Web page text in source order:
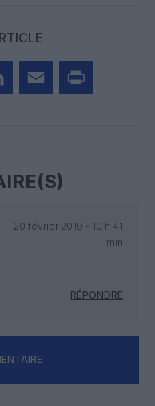
20 février 2019 - 10 h 41
min
RÉPONDRE